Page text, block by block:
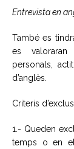
Entrevista en
També es
es valoraran
personals,
d’anglès.
Criteris
1.- Queden
temps o en